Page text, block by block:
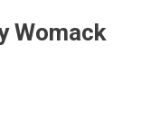
Womack